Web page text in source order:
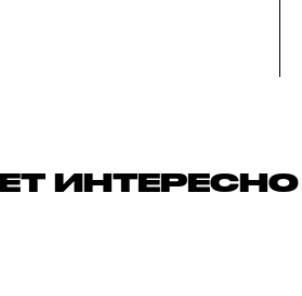
ИНТЕРЕСНО